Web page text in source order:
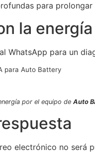
para
la
WhatsApp para un
para Auto Battery
por el equipo de Auto
electrónico no será